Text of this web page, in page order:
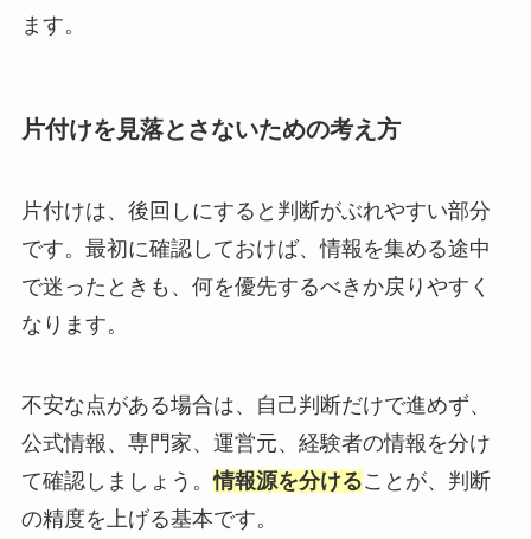
ます。
片付けを見落とさないための考え方
片付けは、後回しにすると判断がぶれやすい部分
です。最初に確認しておけば、情報を集める途中
で迷ったときも、何を優先するべきか戻りやすく
なります。
不安な点がある場合は、自己判断だけで進めず、
公式情報、専門家、運営元、経験者の情報を分け
て確認しましょう。情報源を分けることが、判断
の精度を上げる基本です。